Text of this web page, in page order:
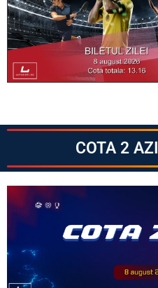
COTA 2 AZI